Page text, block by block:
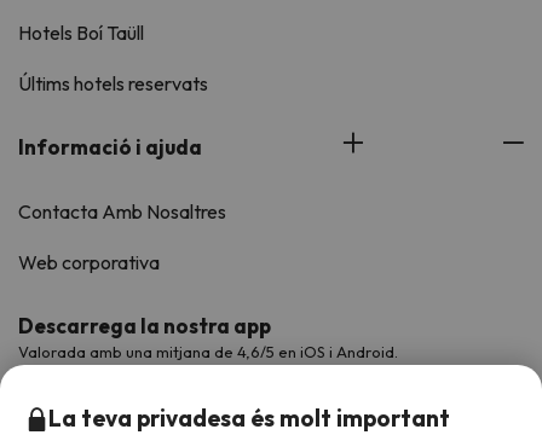
Hotels Boí Taüll
Últims hotels reservats
Informació i ajuda
Contacta Amb Nosaltres
Web corporativa
Descarrega la nostra app
Valorada amb una mitjana de 4,6/5 en iOS i Android.
La teva privadesa és molt important